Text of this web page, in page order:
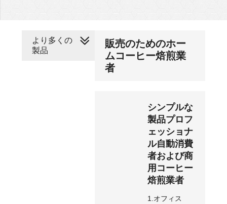
販売のためのホー
ムコーヒー焙煎業
者
シンプルな
製品プロフ
ェッショナ
ル自動消費
者および商
用コーヒー
焙煎業者
1.オフィス
より多くの
製品